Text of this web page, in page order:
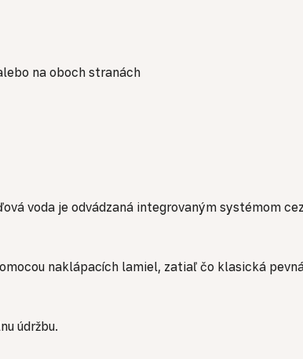
na oboch stranách
voda je odvádzaná integrovaným systémom
naklápacích lamiel, zatiaľ čo klasická
údržbu.